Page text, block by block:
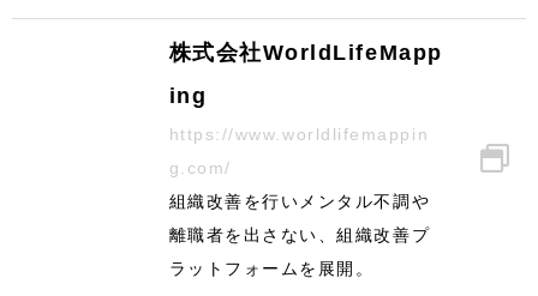
株式会社WorldLifeMapp
ing
https://www.worldlifemappin
g.com/
組織改善を行いメンタル不調や
離職者を出さない、組織改善プ
ラットフォームを展開。